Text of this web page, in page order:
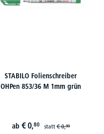
STABILO Folienschreiber
OHPen 853/36 M 1mm grün
ab € 0,80 statt€ 0,99